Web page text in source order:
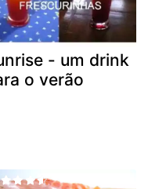
- um drink
o verão